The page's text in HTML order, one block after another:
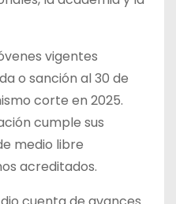
vigentes
o sanción al 30 de
corte en 2025.
cumple sus
medio libre
acreditados.